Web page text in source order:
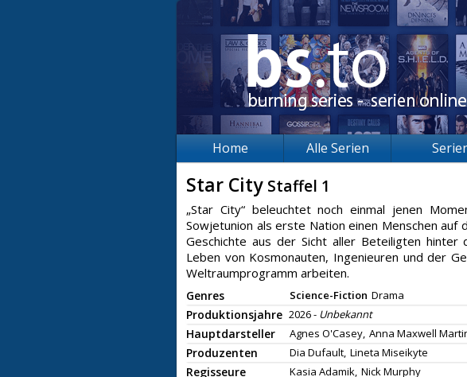
Home Alle Serien
Star City Staffel 1
„Star City“ beleuchtet noch einmal jenen
Sowjetunion als erste Nation einen Menschen auf
Geschichte aus der Sicht aller Beteiligten
Leben von Kosmonauten, Ingenieuren und der
Weltraumprogramm arbeiten.
Genres Science-Fiction Drama
Produktionsjahre 2026 - Unbekannt
Hauptdarsteller Agnes O'Casey, Anna Maxwell
Produzenten Dia Dufault, Lineta Miseikyte
Regisseure Kasia Adamik, Nick Murphy